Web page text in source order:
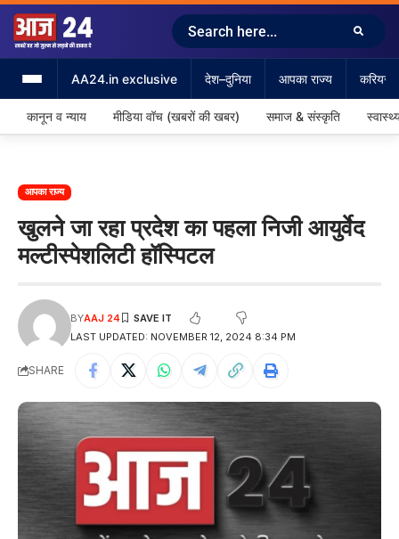
AA24.in exclusive देश–दुनिया आपका राज्य करियर
कानून व न्याय मीडिया वॉच (खबरों की खबर) समाज & संस्कृति
आपका राज्य
खुलने जा रहा प्रदेश का पहला निजी आयुर्वेद
मल्टीस्पेशलिटी हॉस्पिटल
LAST UPDATED: NOVEMBER 12, 2024 8:34 PM
BYAAJ 24
SHARE